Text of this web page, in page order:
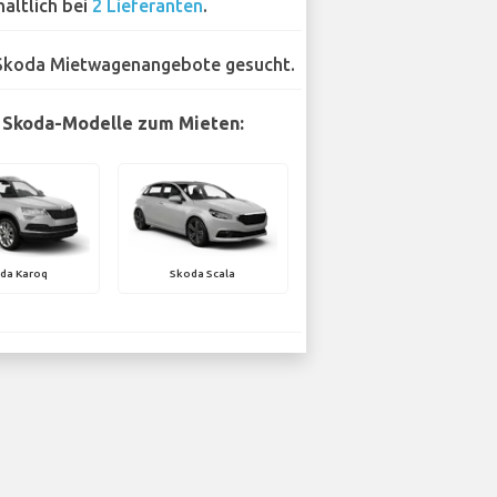
bei 2 Lieferanten.
Mietwagenangebote gesucht.
Modelle zum Mieten:
Karoq Skoda Scala